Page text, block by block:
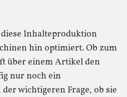
Inhalteproduktion
hin optimiert. Ob zum
über einem Artikel den
nur noch ein
wichtigeren Frage, ob sie